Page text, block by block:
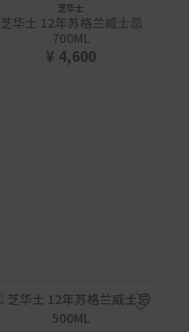
芝华士
芝华士 12年苏格兰威士忌
700ML
¥ 4,600